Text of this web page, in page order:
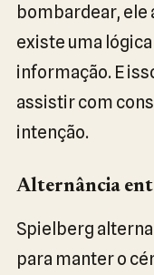
bombardear, ele
existe uma
informação. E
assistir com
intenção.
Alternância
Spielberg
para manter o